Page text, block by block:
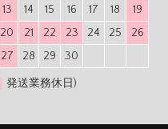
13
14 15 16 17 18
19
20
21 22 23 24 25
26
27
28 29 30
発送業務休日)